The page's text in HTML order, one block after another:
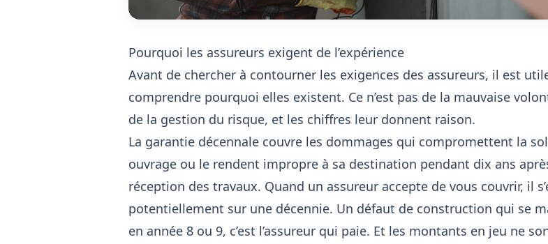
Pourquoi les assureurs exigent de l’expérience
Avant de chercher à contourner les exigences des assureurs, il est
comprendre pourquoi elles existent. Ce n’est pas de la mauvaise
de la gestion du risque, et les chiffres leur donnent raison.
La garantie décennale couvre les dommages qui compromettent la
ouvrage ou le rendent impropre à sa destination pendant dix ans
réception des travaux. Quand un assureur accepte de vous couvrir, il
potentiellement sur une décennie. Un défaut de construction qui se
en année 8 ou 9, c’est l’assureur qui paie. Et les montants en jeu ne